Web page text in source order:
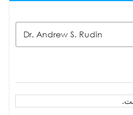
Dr. Andrew S. Rudin